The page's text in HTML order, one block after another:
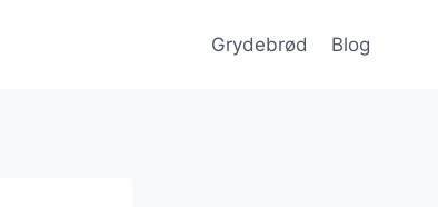
Grydebrød Blog